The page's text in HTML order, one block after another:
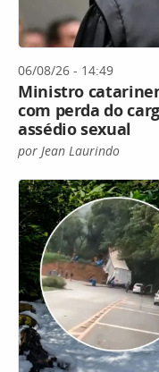
06/08/26 - 14:49
Ministro
com perda do
assédio sexual
por Jean Laurindo